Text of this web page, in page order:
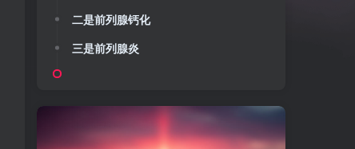
二是前列腺钙化
三是前列腺炎